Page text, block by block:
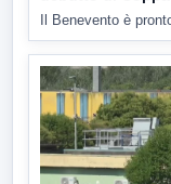
Il Benevento è